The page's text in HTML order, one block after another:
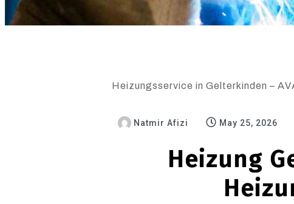
Heizungsservice in Gelterkinden –
Natmir Afizi May 25, 2026
Heizung